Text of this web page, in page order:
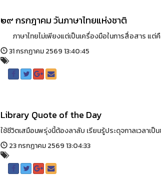
๒๙ กรกฎาคม วันภาษาไทยแห่งชาติ
ภาษาไทยไม่เพียงแต่เป็นเครื่องมือในการสื่อสาร แ
31 กรกฏาคม 2569 13:40:45
Library Quote of the Day
ใช้ชีวิตเสมือนพรุ่งนี้ต้องลาลับ เรียนรู้ประดุจกาลเวลาเป็
23 กรกฏาคม 2569 13:04:33